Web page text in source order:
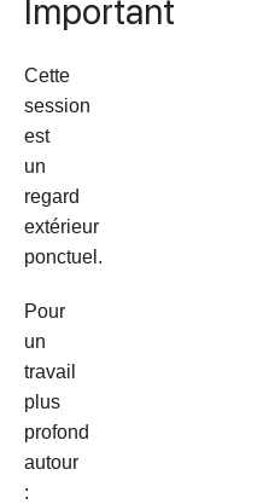
Important
Cette
session
est
un
regard
extérieur
ponctuel.
Pour
un
travail
plus
profond
autour
: